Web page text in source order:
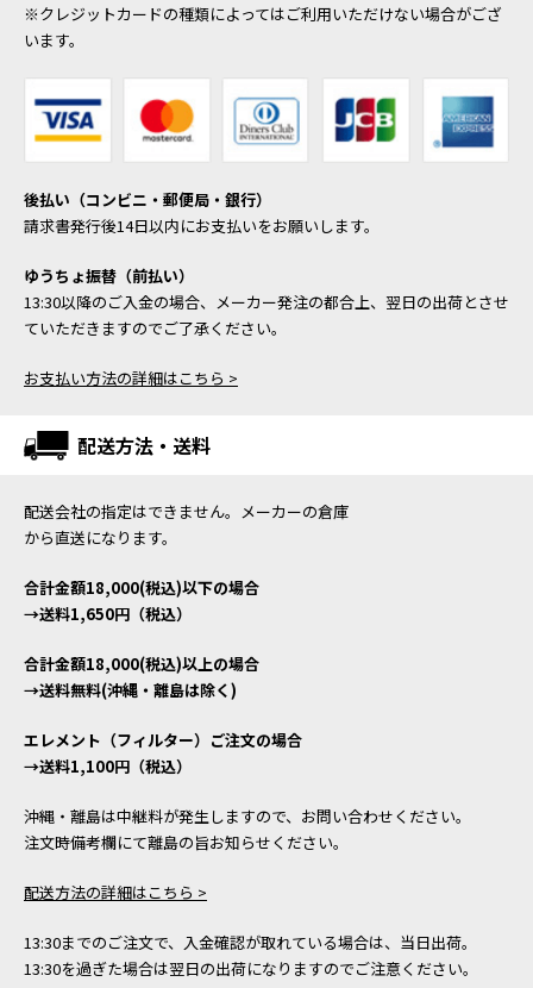
※クレジットカードの種類によってはご利用いただけない場合がござ
います。
後払い（コンビニ・郵便局・銀行）
請求書発行後14日以内にお支払いをお願いします。
ゆうちょ振替（前払い）
13:30以降のご入金の場合、メーカー発注の都合上、翌日の出荷とさせ
ていただきますのでご了承ください。
お支払い方法の詳細はこちら >
配送方法・送料
配送会社の指定はできません。メーカーの倉庫
から直送になります。
合計金額18,000(税込)以下の場合
→送料1,650円（税込）
合計金額18,000(税込)以上の場合
→送料無料(沖縄・離島は除く)
エレメント（フィルター）ご注文の場合
→送料1,100円（税込）
沖縄・離島は中継料が発生しますので、お問い合わせください。
注文時備考欄にて離島の旨お知らせください。
配送方法の詳細はこちら >
13:30までのご注文で、入金確認が取れている場合は、当日出荷。
13:30を過ぎた場合は翌日の出荷になりますのでご注意ください。